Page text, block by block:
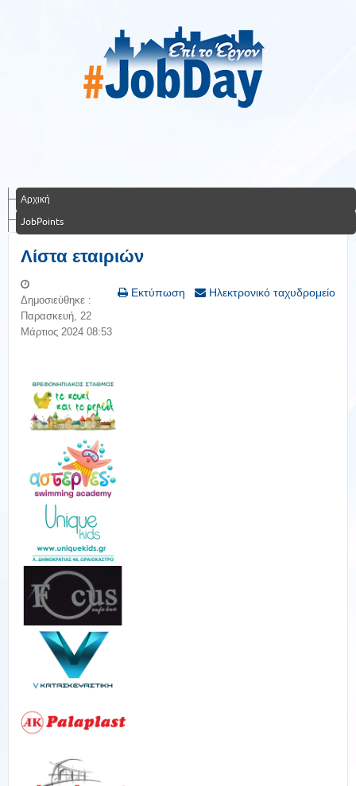
Αρχική
JobPoints
Λίστα εταιριών
Εκτύπωση Ηλεκτρονικό ταχυδρομείο
Δημοσιεύθηκε :
Παρασκευή, 22
Μάρτιος 2024 08:53